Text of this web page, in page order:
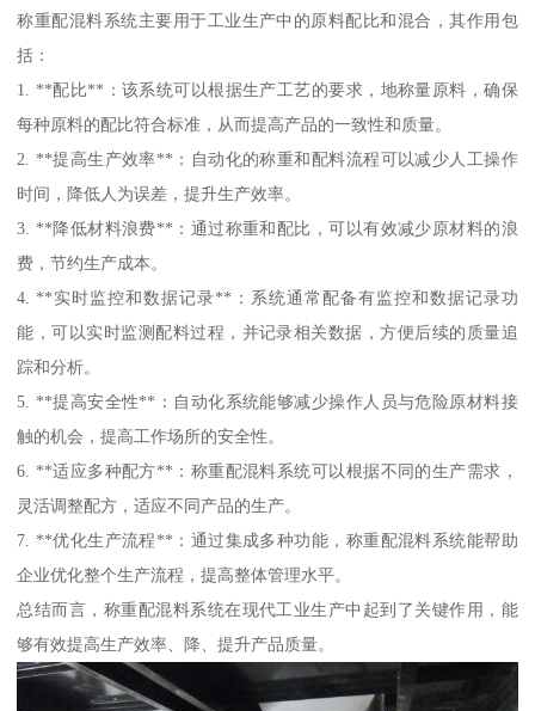
称重配混料系统主要用于工业生产中的原料配比和混合，其作用包
括：
1. **配比**：该系统可以根据生产工艺的要求，地称量原料，确保
每种原料的配比符合标准，从而提高产品的一致性和质量。
2. **提高生产效率**：自动化的称重和配料流程可以减少人工操作
时间，降低人为误差，提升生产效率。
3. **降低材料浪费**：通过称重和配比，可以有效减少原材料的浪
费，节约生产成本。
4. **实时监控和数据记录**：系统通常配备有监控和数据记录功
能，可以实时监测配料过程，并记录相关数据，方便后续的质量追
踪和分析。
5. **提高安全性**：自动化系统能够减少操作人员与危险原材料接
触的机会，提高工作场所的安全性。
6. **适应多种配方**：称重配混料系统可以根据不同的生产需求，
灵活调整配方，适应不同产品的生产。
7. **优化生产流程**：通过集成多种功能，称重配混料系统能帮助
企业优化整个生产流程，提高整体管理水平。
总结而言，称重配混料系统在现代工业生产中起到了关键作用，能
够有效提高生产效率、降、提升产品质量。